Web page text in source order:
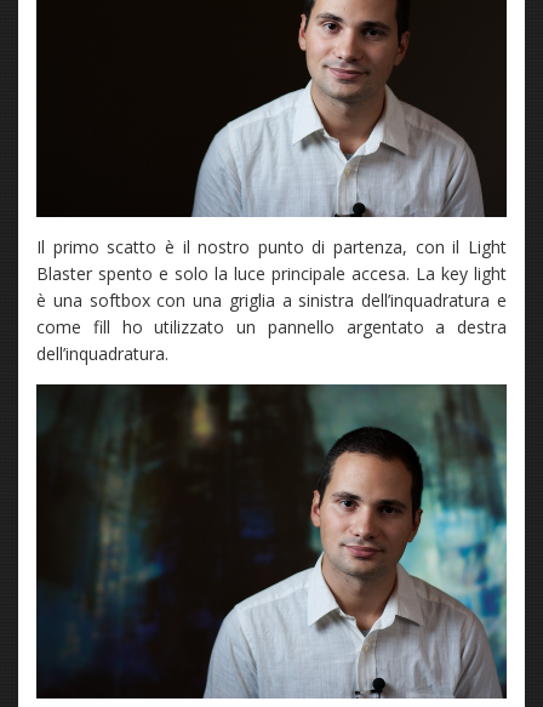
Il primo scatto è il nostro punto di partenza, con il Light
Blaster spento e solo la luce principale accesa. La key light
è una softbox con una griglia a sinistra dell’inquadratura e
come fill ho utilizzato un pannello argentato a destra
dell’inquadratura.